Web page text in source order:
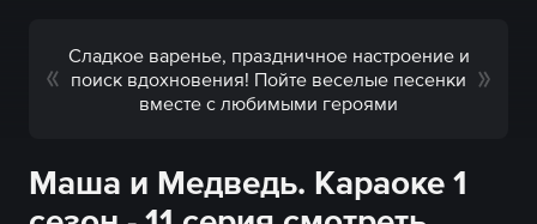
Сладкое варенье, праздничное настроение и
поиск вдохновения! Пойте веселые песенки
вместе с любимыми героями
Маша и Медведь. Караоке 1